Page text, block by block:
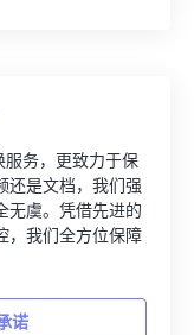
服务，更致力于保
还是文档，我们强
无虞。凭借先进的
，我们全方位保障
诺